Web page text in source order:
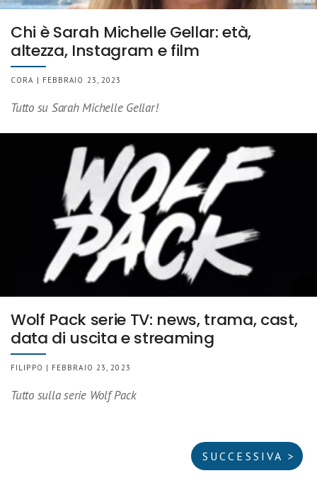
Chi è Sarah Michelle Gellar: età,
altezza, Instagram e film
CORA | FEBBRAIO 23, 2023
Tutto su Sarah Michelle Gellar!
Wolf Pack serie TV: news, trama, cast,
data di uscita e streaming
FILIPPO | FEBBRAIO 23, 2023
Tutto sulla serie Wolf Pack
SUCCESSIVA >